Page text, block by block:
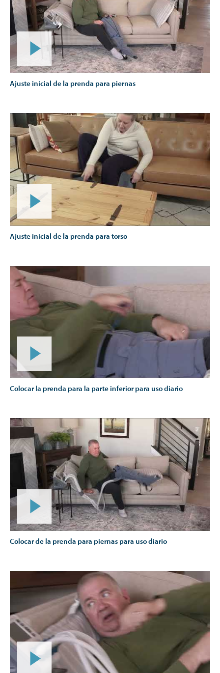
Ajuste inicial de la prenda para piernas
Ajuste inicial de la prenda para torso
Colocar la prenda para la parte inferior para uso diario
Colocar de la prenda para piernas para uso diario